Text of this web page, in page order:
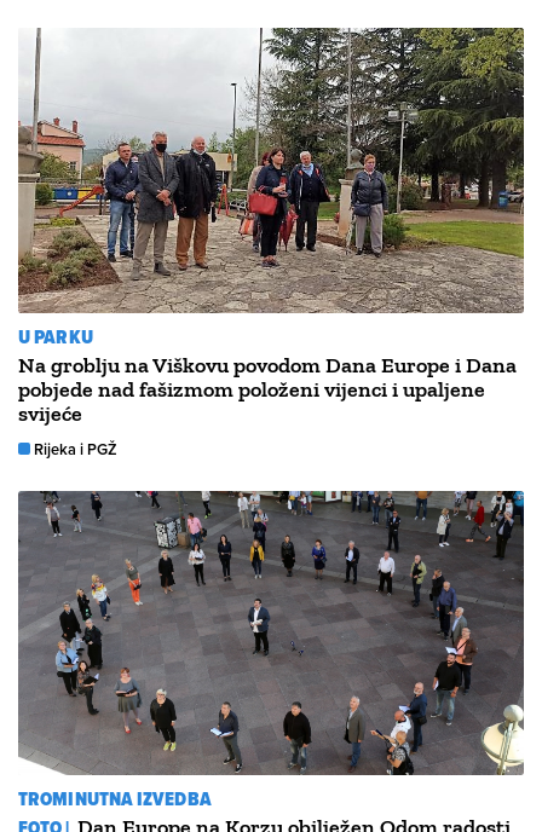
U PARKU
Na groblju na Viškovu povodom Dana Europe i Dana
pobjede nad fašizmom položeni vijenci i upaljene
svijeće
Rijeka i PGŽ
TROMINUTNA IZVEDBA